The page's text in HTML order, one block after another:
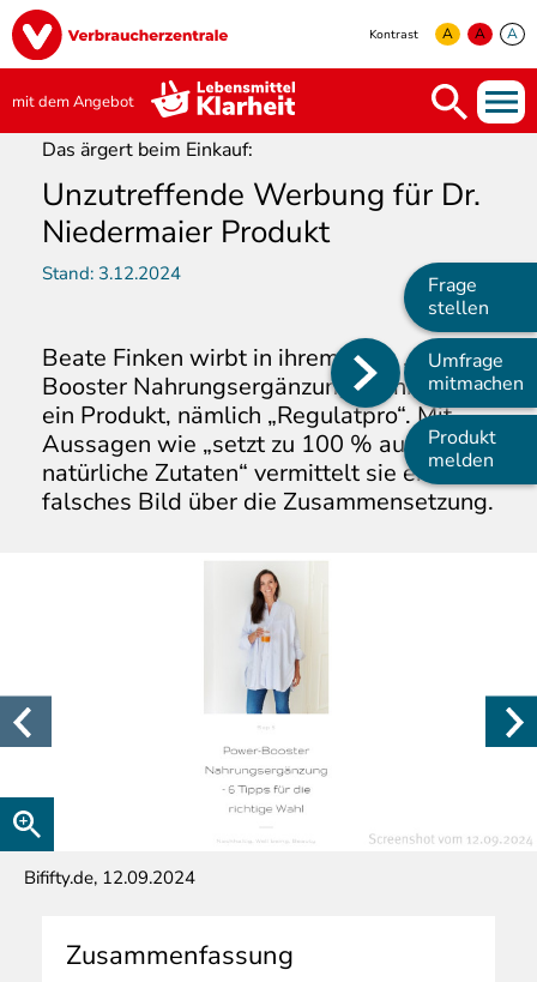
Direkt
zum
Inhalt
Image
Kontrast A A A
mit dem Angebot
Main
navigation
Frage
stellen
Umfrage
mitmachen
Produkt
melden
Das ärgert beim Einkauf:
Unzutreffende Werbung für Dr.
Niedermaier Produkt
Stand: 3.12.2024
Beate Finken wirbt in ihrem Blog „Power
Booster Nahrungsergänzung“ konkret für
ein Produkt, nämlich „Regulatpro“. Mit
Aussagen wie „setzt zu 100 % auf
natürliche Zutaten“ vermittelt sie ein
falsches Bild über die Zusammensetzung.
Bififty.de, 12.09.2024
Zusammenfassung